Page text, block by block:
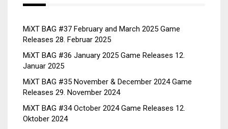
MiXT BAG #37 February and March 2025 Game
Releases 28. Februar 2025
MiXT BAG #36 January 2025 Game Releases 12.
Januar 2025
MiXT BAG #35 November & December 2024 Game
Releases 29. November 2024
MiXT BAG #34 October 2024 Game Releases 12.
Oktober 2024